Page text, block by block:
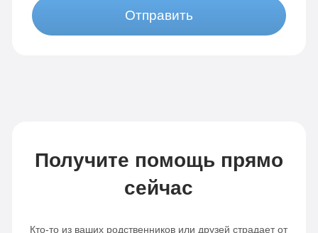
Отправить
Получите помощь прямо
сейчас
Кто-то из ваших родственников или друзей страдает от